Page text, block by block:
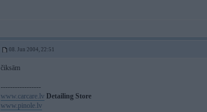
08. Jun 2004, 22:51
čiksām
-----------------
www.carcare.lv Detailing Store
www.pinole.lv